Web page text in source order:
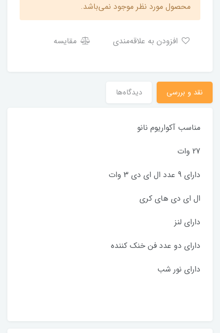
محصول مورد نظر موجود نمی‌باشد.
مقایسه
نقد و بررسی دیدگاه‌ها
مناسب آکواریوم نانو
27 وات
دارای 9 عدد ال ای دی 3 وات
ال ای دی های کری
دارای لنز
دارای دو عدد فن خنک کننده
دارای نور شب